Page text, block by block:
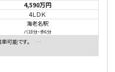
4,590万円
4ＬＤＫ
海老名駅
バ18分・歩6分
車可能です。 …